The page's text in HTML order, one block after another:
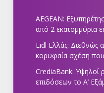
AEGEAN:
από 2 εκατομμύρια
Lidl Ελλάς: Διεθνώς
κορυφαία σχέση
CrediaBank: Υψηλοί
επιδόσεων το Α’